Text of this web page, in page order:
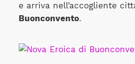
e arriva nell’accogliente
Buonconvento.